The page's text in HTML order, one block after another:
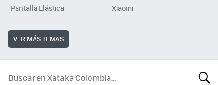
Pantalla Elástica
Xiaomi
VER MÁS TEMAS